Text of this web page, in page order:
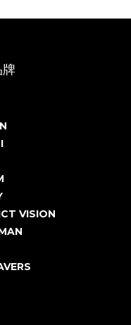
VISION